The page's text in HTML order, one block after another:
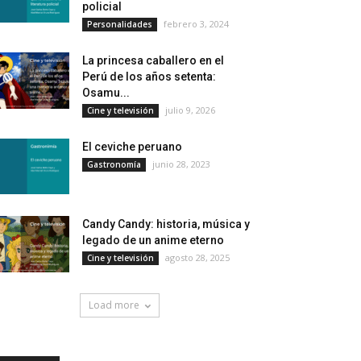
policial
Personalidades febrero 3, 2024
La princesa caballero en el
Perú de los años setenta:
Osamu...
Cine y televisión julio 9, 2026
El ceviche peruano
Gastronomía junio 28, 2023
Candy Candy: historia, música y
legado de un anime eterno
Cine y televisión agosto 28, 2025
Load more